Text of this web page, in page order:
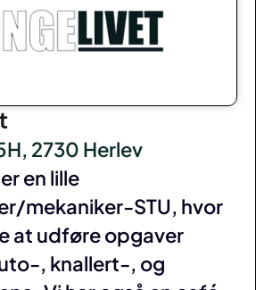
2730 Herlev
en lille
mekaniker-STU, hvor
at udføre opgaver
, knallert-, og